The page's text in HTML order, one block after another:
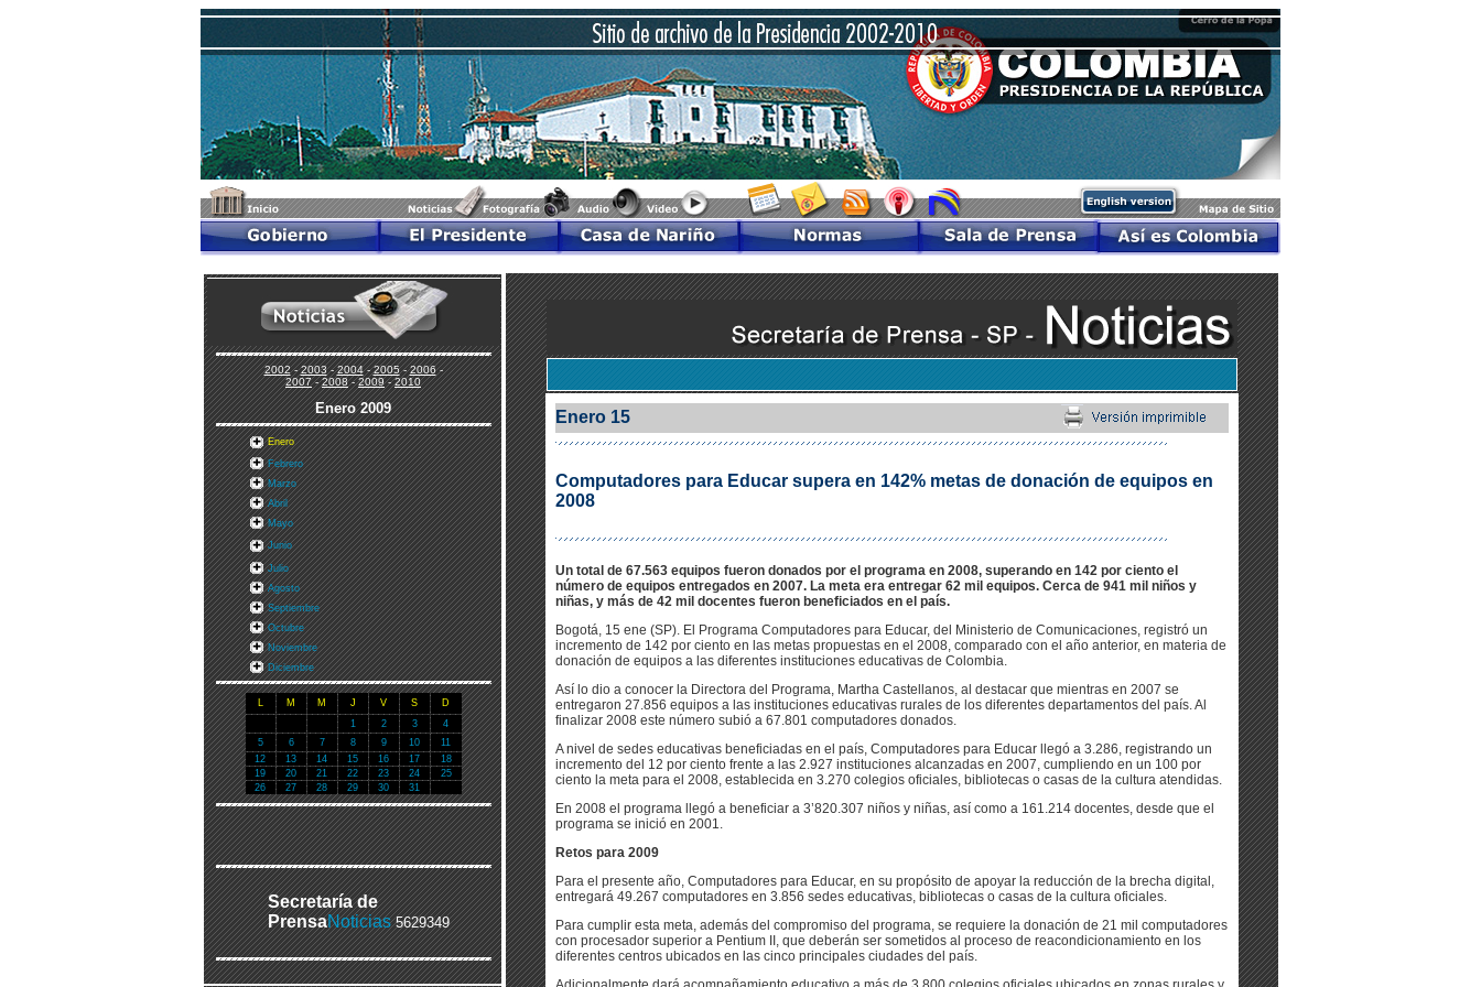
2002-2003-2004-2005-2006-
2007-2008-2009-2010
Enero2009
Enero
Febrero
Marzo
Abril
Mayo
Junio
Julio
Agosto
Septiembre
Octubre
Noviembre
Diciembre
L M M J V S
D
1
2 3
4
5
6 7 8 9 10
11
12
13 14 15 16 17
18
19
20 21 22 23 24
25
26
27 28 29 30 31
Secretaría de
PrensaNoticias 5629349
Enero 15
Computadores para Educar supera en 142% metas de donación de equipos en
2008
Un total de 67.563 equipos fueron donados por el programa en 2008, superando en 142 por ciento el
número de equipos entregados en 2007. La meta era entregar 62 mil equipos. Cerca de 941 mil niños y
niñas, y más de 42 mil docentes fueron beneficiados en el país.
Bogotá, 15 ene (SP). El Programa Computadores para Educar, del Ministerio de Comunicaciones, registró un
incremento de 142 por ciento en las metas propuestas en el 2008, comparado con el año anterior, en materia de
donación de equipos a las diferentes instituciones educativas de Colombia.
Así lo dio a conocer la Directora del Programa, Martha Castellanos, al destacar que mientras en 2007 se
entregaron 27.856 equipos a las instituciones educativas rurales de los diferentes departamentos del país. Al
finalizar 2008 este número subió a 67.801 computadores donados.
A nivel de sedes educativas beneficiadas en el país, Computadores para Educar llegó a 3.286, registrando un
incremento del 12 por ciento frente a las 2.927 instituciones alcanzadas en 2007, cumpliendo en un 100 por
ciento la meta para el 2008, establecida en 3.270 colegios oficiales, bibliotecas o casas de la cultura atendidas.
En 2008 el programa llegó a beneficiar a 3’820.307 niños y niñas, así como a 161.214 docentes, desde que el
programa se inició en 2001.
Retos para 2009
Para el presente año, Computadores para Educar, en su propósito de apoyar la reducción de la brecha digital,
entregará 49.267 computadores en 3.856 sedes educativas, bibliotecas o casas de la cultura oficiales.
Para cumplir esta meta, además del compromiso del programa, se requiere la donación de 21 mil computadores
con procesador superior a Pentium II, que deberán ser sometidos al proceso de reacondicionamiento en los
diferentes centros ubicados en las cinco principales ciudades del país.